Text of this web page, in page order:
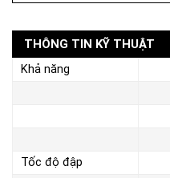
THÔNG TIN KỸ THUẬT
Khả năng
Tốc độ đập